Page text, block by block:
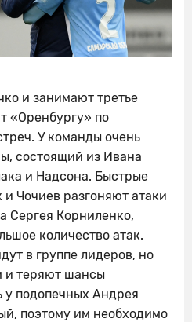
и занимают третье
«Оренбургу» по
У команды очень
состоящий из Ивана
и Надсона. Быстрые
Чочиев разгоняют атаки
Сергея Корниленко,
количество атак.
в группе лидеров, но
и теряют шансы
у подопечных Андрея
поэтому им необходимо